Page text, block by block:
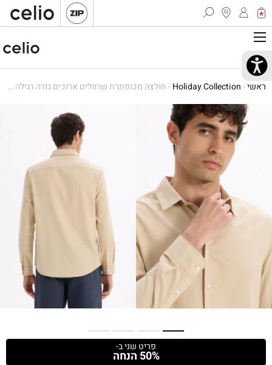
ראשי-
Holiday Collection
-חולצה מכופתרת שרוולים ארוכים גזרה רגילה – בז'
פריט שני ב-
50% הנחה